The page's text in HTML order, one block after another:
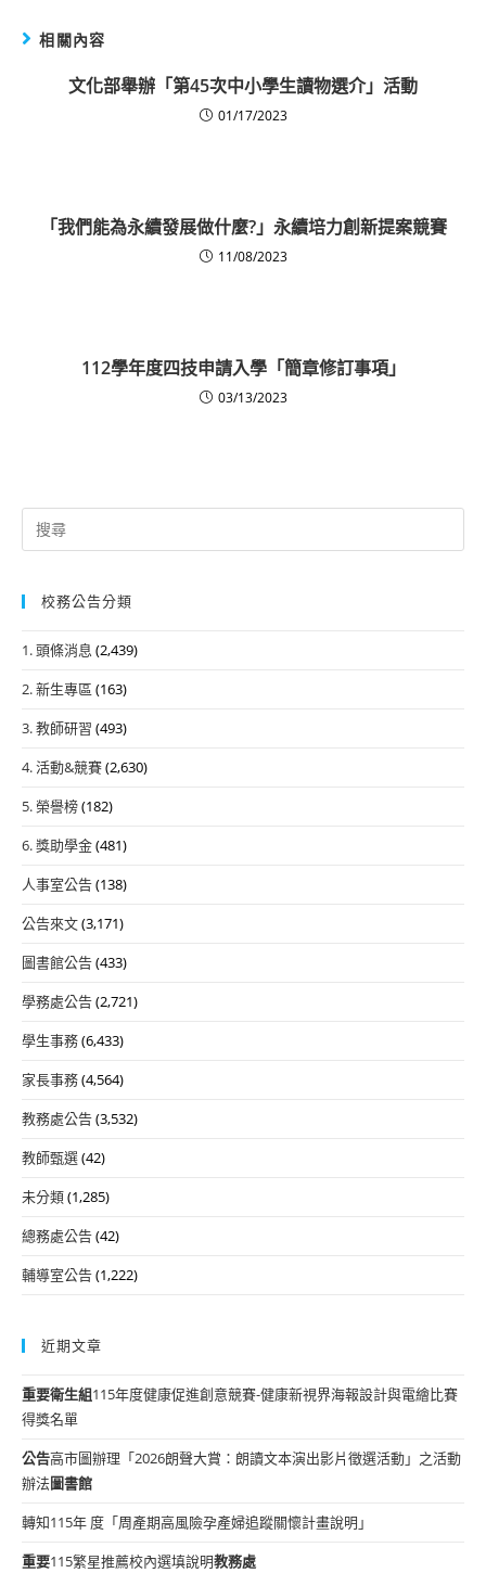
相關內容
文化部舉辦「第45次中小學生讀物選介」活動
01/17/2023
「我們能為永續發展做什麼?」永續培力創新提案競賽
11/08/2023
112學年度四技申請入學「簡章修訂事項」
03/13/2023
Search
for:
校務公告分類
1. 頭條消息 (2,439)
2. 新生專區 (163)
3. 教師研習 (493)
4. 活動&競賽(2,630)
5. 榮譽榜(182)
6. 獎助學金(481)
人事室公告(138)
公告來文(3,171)
圖書館公告(433)
學務處公告(2,721)
學生事務(6,433)
家長事務(4,564)
教務處公告(3,532)
教師甄選(42)
未分類(1,285)
總務處公告(42)
輔導室公告(1,222)
近期文章
重要衛生組115年度健康促進創意競賽-健康新視界海報設計與電繪比賽
得獎名單
公告高市圖辦理「2026朗聲大賞：朗讀文本演出影片徵選活動」之活動
辦法圖書館
轉知115年 度「周產期高風險孕產婦追蹤關懷計畫說明」
重要115繁星推薦校內選填說明教務處